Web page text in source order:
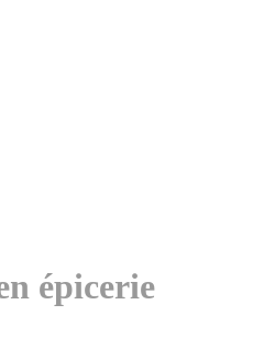
épicerie